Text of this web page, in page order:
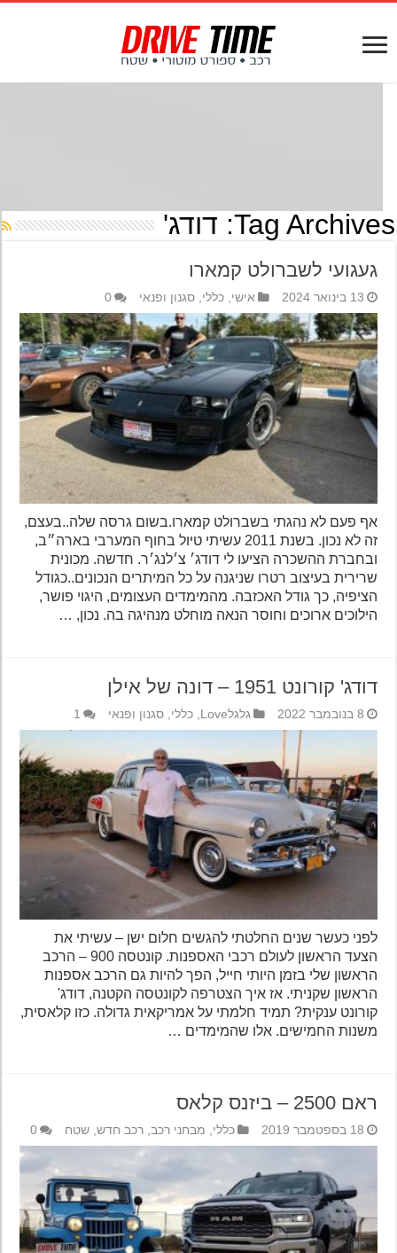
Tag דודג'
געגועי לשברולט קמארו
13 בינואר 2024 אישי,כללי,סגנון ופנאי 0
אף פעם לא נהגתי בשברולט קמארו.בשום גרסה שלה..בעצם,
זה לא נכון. בשנת 2011 עשיתי טיול בחוף המערבי בארה״ב,
ובחברת ההשכרה הציעו לי דודג׳ צ׳לנג׳ר. חדשה. מכונית
שרירית בעיצוב רטרו שניגנה על כל המיתרים הנכונים..כגודל
הציפיה, כך גודל האכזבה. מהמימדים העצומים, היגוי פושר,
הילוכים ארוכים וחוסר הנאה מוחלט מנהיגה בה. נכון, …
דודג' קורונט 1951 – דונה של אילן
8 בנובמבר 2022 גלגלLove , כללי,סגנון ופנאי 1
לפני כעשר שנים החלטתי להגשים חלום ישן – עשיתי את
הצעד הראשון לעולם רכבי האספנות. קונטסה 900 – הרכב
הראשון שלי בזמן היותי חייל, הפך להיות גם הרכב אספנות
הראשון שקניתי. אז איך הצטרפה לקונטסה הקטנה, דודג'
קורונט ענקית? תמיד חלמתי על אמריקאית גדולה. כזו קלאסית,
משנות החמישים. אלו שהמימדים …
ראם 2500 – ביזנס קלאס
18 בספטמבר 2019 כללי,מבחני רכב,רכב חדש,שטח 0